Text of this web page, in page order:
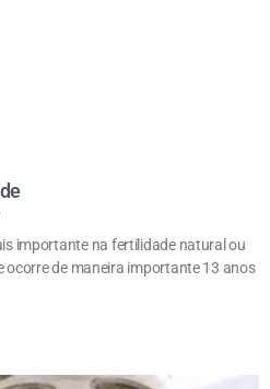
importante na fertilidade natural ou
ocorre de maneira importante 13 anos